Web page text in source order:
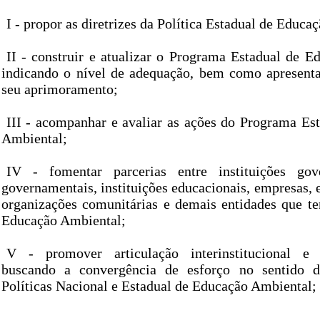
I - propor as diretrizes da Política Estadual de
II - construir e atualizar o Programa Estadual de
indicando o nível de adequação, bem como
seu aprimoramento;
III - acompanhar e avaliar as ações do Programa
Ambiental;
IV - fomentar parcerias entre instituições
governamentais, instituições educacionais, empresas,
organizações comunitárias e demais entidades que
Educação Ambiental;
V - promover articulação interinstitucional e
buscando a convergência de esforço no sentido
Políticas Nacional e Estadual de Educação Ambiental;